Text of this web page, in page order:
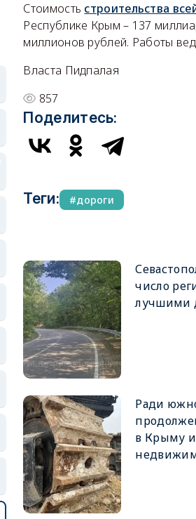
Стоимость строительства
Республике Крым – 137
миллионов рублей. Работы
Власта Пидпалая
857
Поделитесь:
Теги: дороги
число
лучшими
Ради
в Крыму